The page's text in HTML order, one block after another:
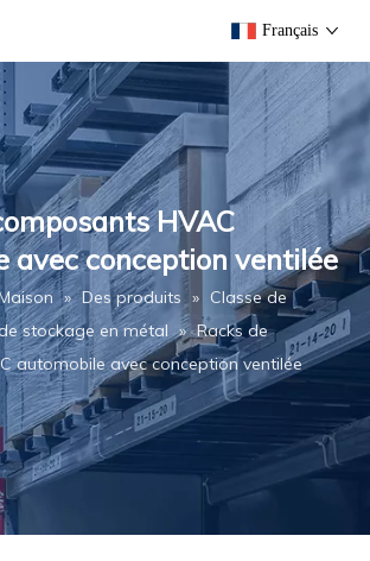
Français
HVAC
avec conception ventilée
» Des produits » Classe de
stockage en métal » Racks de
automobile avec conception ventilée